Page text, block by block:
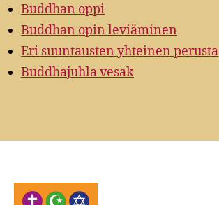
Buddhan oppi
Buddhan opin leviäminen
Eri suuntausten yhteinen perusta
Buddhajuhla vesak